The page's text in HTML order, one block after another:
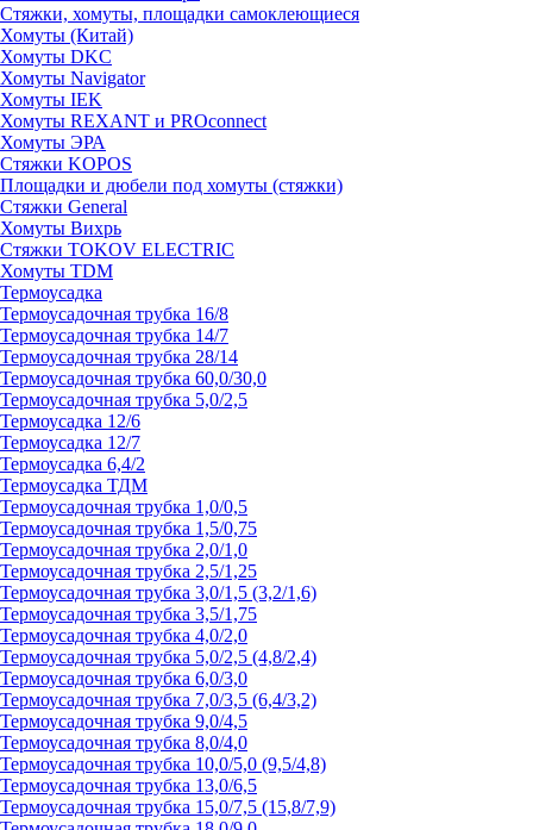
Стяжки, хомуты, площадки самоклеющиеся
Хомуты (Китай)
Хомуты DKC
Хомуты Navigator
Хомуты IEK
Хомуты REXANT и PROconnect
Хомуты ЭРА
Стяжки KOPOS
Площадки и дюбели под хомуты (стяжки)
Стяжки General
Хомуты Вихрь
Стяжки TOKOV ELECTRIC
Хомуты TDM
Термоусадка
Термоусадочная трубка 16/8
Термоусадочная трубка 14/7
Термоусадочная трубка 28/14
Термоусадочная трубка 60,0/30,0
Термоусадочная трубка 5,0/2,5
Термоусадка 12/6
Термоусадка 12/7
Термоусадка 6,4/2
Термоусадка ТДМ
Термоусадочная трубка 1,0/0,5
Термоусадочная трубка 1,5/0,75
Термоусадочная трубка 2,0/1,0
Термоусадочная трубка 2,5/1,25
Термоусадочная трубка 3,0/1,5 (3,2/1,6)
Термоусадочная трубка 3,5/1,75
Термоусадочная трубка 4,0/2,0
Термоусадочная трубка 5,0/2,5 (4,8/2,4)
Термоусадочная трубка 6,0/3,0
Термоусадочная трубка 7,0/3,5 (6,4/3,2)
Термоусадочная трубка 9,0/4,5
Термоусадочная трубка 8,0/4,0
Термоусадочная трубка 10,0/5,0 (9,5/4,8)
Термоусадочная трубка 13,0/6,5
Термоусадочная трубка 15,0/7,5 (15,8/7,9)